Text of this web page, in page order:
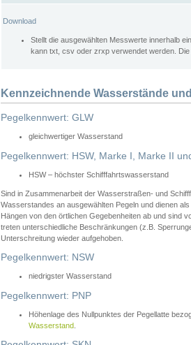
Download
Stellt die ausgewählten Messwerte innerhalb
kann txt, csv oder zrxp verwendet werden.
Kennzeichnende Wasserstände
Pegelkennwert: GLW
gleichwertiger Wasserstand
Pegelkennwert: HSW, Marke I, Marke II
HSW – höchster Schifffahrtswasserstand
Sind in Zusammenarbeit der Wasserstraßen- und
Wasserstandes an ausgewählten Pegeln und dienen
Hängen von den örtlichen Gegebenheiten ab und sind
treten unterschiedliche Beschränkungen (z.B.
Unterschreitung wieder aufgehoben.
Pegelkennwert: NSW
niedrigster Wasserstand
Pegelkennwert: PNP
Höhenlage des Nullpunktes der Pegellatte
Wasserstand